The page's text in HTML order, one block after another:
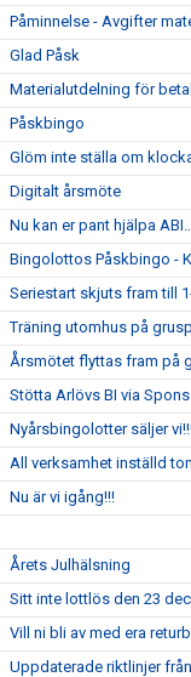
Påminnelse - Avgifter
Glad Påsk
Materialutdelning för
Påskbingo
Glöm inte ställa om
Digitalt årsmöte
Nu kan er pant hjälpa
Bingolottos Påskbingo -
Seriestart skjuts fram till
Träning utomhus på
Årsmötet flyttas fram på
Stötta Arlövs BI via
Nyårsbingolotter säljer
All verksamhet inställd
Nu är vi igång!!!
Årets Julhälsning
Sitt inte lottlös den 23
Vill ni bli av med era
Uppdaterade riktlinjer